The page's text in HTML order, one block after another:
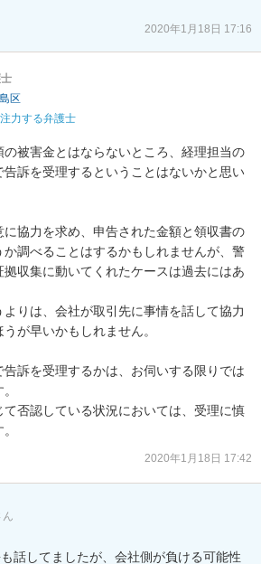
2020年1月18日 17:16
区
力する弁護士
被害金とはならないところ、経理担当の
訴を受理するということはないかと思い
協力を求め、申告された金額と領収書の
調べることはするかもしれませんが、警
収集に動いてくれたケースは過去にはあ
りは、会社が取引先に事情を話して協力
が早いかもしれません。
訴を受理するかは、お伺いする限りでは
て否認している状況においては、受理に慎
2020年1月18日 17:42
ん
話してましたが、会社側が負ける可能性